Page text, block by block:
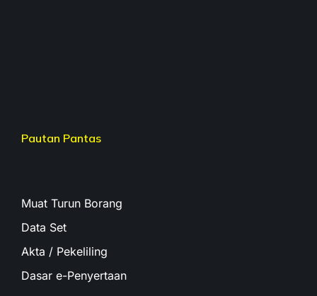
Pautan Pantas
Muat Turun Borang
Data Set
Akta / Pekeliling
Dasar e-Penyertaan